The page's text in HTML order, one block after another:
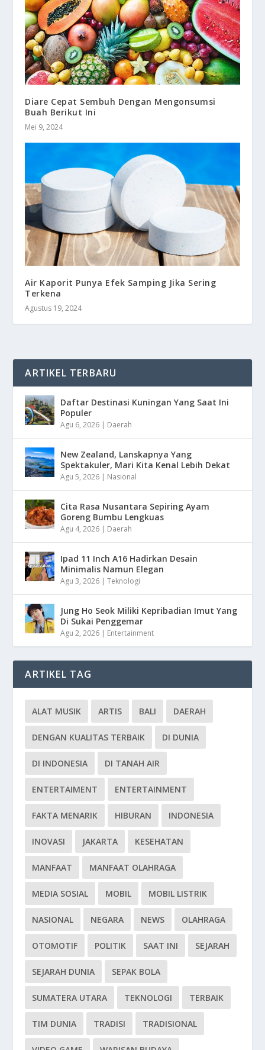
Diare Cepat Sembuh Dengan Mengonsumsi
Buah Berikut Ini
Mei 9, 2024
Air Kaporit Punya Efek Samping Jika Sering
Terkena
Agustus 19, 2024
ARTIKEL TERBARU
Daftar Destinasi Kuningan Yang Saat Ini
Populer
Agu 6, 2026 | Daerah
New Zealand, Lanskapnya Yang
Spektakuler, Mari Kita Kenal Lebih Dekat
Agu 5, 2026 | Nasional
Cita Rasa Nusantara Sepiring Ayam
Goreng Bumbu Lengkuas
Agu 4, 2026 | Daerah
Ipad 11 Inch A16 Hadirkan Desain
Minimalis Namun Elegan
Agu 3, 2026 |Teknologi
Jung Ho Seok Miliki Kepribadian Imut Yang
Di Sukai Penggemar
Agu 2, 2026 | Entertainment
ARTIKEL TAG
ALAT MUSIK ARTIS BALI DAERAH
DENGAN KUALITAS TERBAIK DI DUNIA
DI INDONESIA DI TANAH AIR
ENTERTAIMENT ENTERTAINMENT
FAKTA MENARIK HIBURAN INDONESIA
INOVASI JAKARTA KESEHATAN
MANFAAT MANFAAT OLAHRAGA
MEDIA SOSIAL MOBIL MOBIL LISTRIK
NASIONAL NEGARA NEWS OLAHRAGA
OTOMOTIF POLITIK SAAT INI SEJARAH
SEJARAH DUNIA SEPAK BOLA
SUMATERA UTARA TEKNOLOGI TERBAIK
TIM DUNIA TRADISI TRADISIONAL